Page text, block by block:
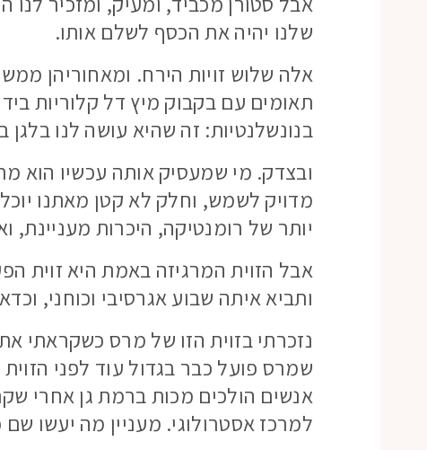
שלנו יהיה את הכסף לשלם אותו.
אלה שלוש זויות הירח. ומאחוריהן
תאומים עם בקבוק מיץ דל קלוריות
בנונשלנטיות: זה שהיא עושה לנו
ובצדק. מי שמעסיק אותה עכשיו הוא
מדויק לשמש, וחלק לא קטן מאתנו
יותר של רומנטיקה, היכרות מעניינת,
אבל הזוית המרגיזה באמת היא זוית
ותביא איתה שבוע אגרסיבי וכוחני,
נזכרתי בזוית הזו של מרס כשקראתי
שמרס פועל כבר בגדול עוד לפני
אנשים הולכים מכות ברמת גן אחרי
למרכז אסטרולוגי. מעניין מה יעשו